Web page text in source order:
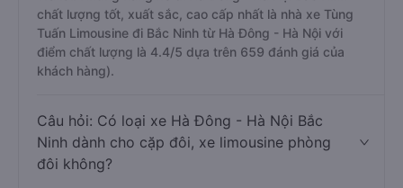
cao cấp nhất?
Trả lời: Những hãng xe đi Hà Đông - Hà Nội Bắc Ninh
chất lượng tốt, xuất sắc, cao cấp nhất là nhà xe Tùng
điểm chất lượng là 4.4/5 dựa trên 659 đánh giá của
khách hàng).